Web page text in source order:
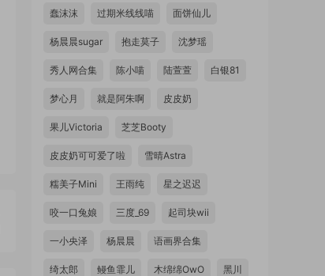
蠢沫沫 过期米线线喵 面饼仙儿
杨晨晨sugar 抱走莫子 沈梦瑶
秀人网合集 陈小喵 陆萱萱 白银81
梦心月 就是阿朱啊 皮皮奶
果儿Victoria 芝芝Booty
皮皮奶可可爱了啦 雪晴Astra
糯美子Mini 王雨纯 星之迟迟
咬一口兔娘 三度_69 起司块wii
一小央泽 杨晨晨 语画界合集
绮太郎 鳗鱼霏儿 木绵绵OwO 黑川